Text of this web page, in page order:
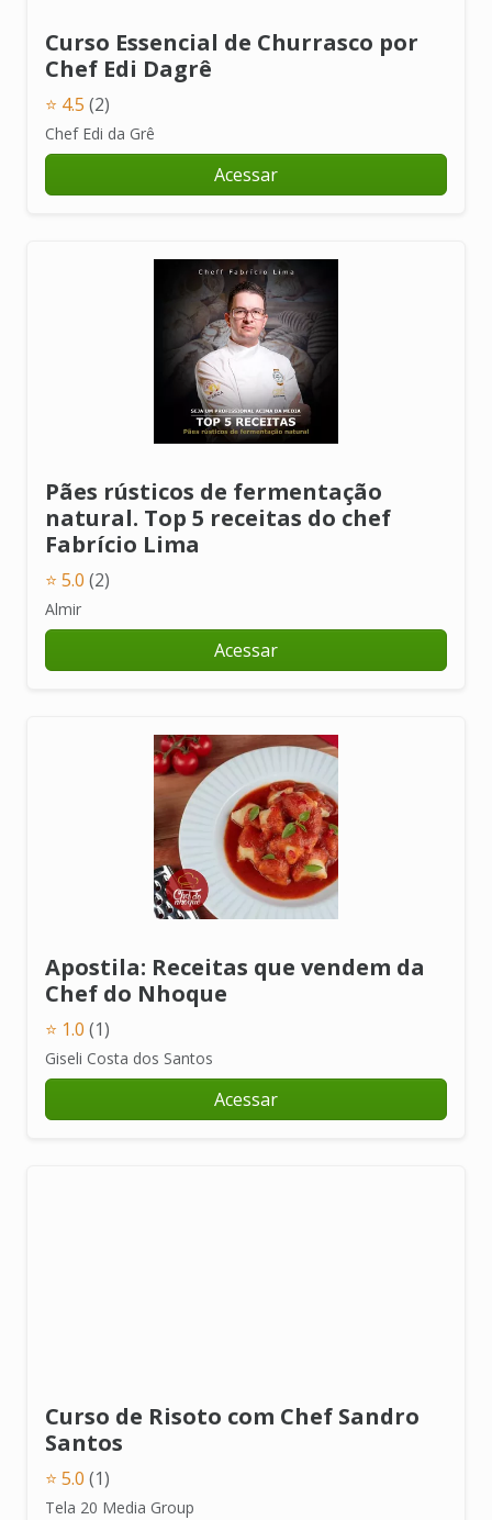
Curso Essencial de Churrasco por
Chef Edi Dagrê
⭐ 4.5 (2)
Chef Edi da Grê
Acessar
Pães rústicos de fermentação
natural. Top 5 receitas do chef
Fabrício Lima
⭐ 5.0 (2)
Almir
Acessar
Apostila: Receitas que vendem da
Chef do Nhoque
⭐ 1.0 (1)
Giseli Costa dos Santos
Acessar
Curso de Risoto com Chef Sandro
Santos
⭐ 5.0 (1)
Tela 20 Media Group